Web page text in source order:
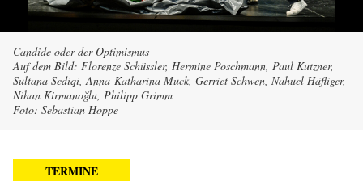
Candide oder der Optimismus
Auf dem Bild: Florenze Schüssler, Hermine Poschmann, Paul Kutzner,
Sultana Sediqi, Anna-Katharina Muck, Gerriet Schwen, Nahuel Häfliger,
Nihan Kirmanoğlu, Philipp Grimm
Foto: Sebastian Hoppe
TERMINE